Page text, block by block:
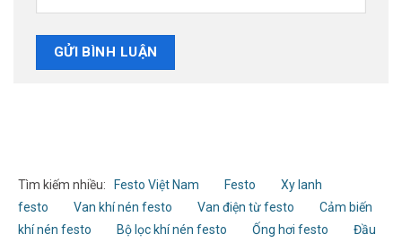
Tìm kiếm nhiều: Festo Việt Nam Festo
Xy lanh
festo
Van khí nén festo Van điện từ festo
Cảm biến
khí nén festo
Bộ lọc khí nén festo Ống hơi festo
Đầu